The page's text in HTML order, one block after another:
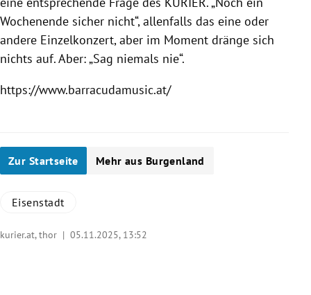
Wochenende sicher nicht“, allenfalls das eine oder
andere Einzelkonzert, aber im Moment dränge sich
nichts auf. Aber: „Sag niemals nie“.
https://www.barracudamusic.at/
Zur Startseite Mehr aus Burgenland
Eisenstadt
kurier.at, thor | 05.11.2025, 13:52